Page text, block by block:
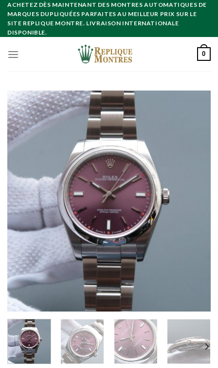
Skip
content
ACHETEZ DÈS MAINTENANT DES MONTRES AUTOMATIQUES DE
MARQUES DUPLIQUÉES PARFAITES AU MEILLEUR PRIX SUR LE
SITE REPLIQUE MONTRE. LIVRAISON INTERNATIONALE
DISPONIBLE.
0